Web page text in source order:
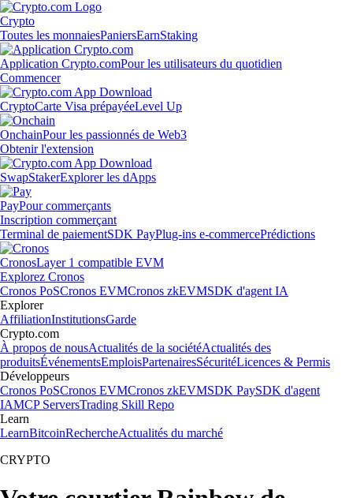
Crypto
Toutes les monnaiesPaniersEarnStaking
Application Crypto.comPour les utilisateurs du quotidien
Commencer
CryptoCarte Visa prépayéeLevel Up
OnchainPour les passionnés de Web3
Obtenir l'extension
SwapStakerExplorer les dApps
PayPour commerçants
Inscription commerçant
Terminal de paiementSDK PayPlug-ins e-commercePrédictions
CronosLayer 1 compatible EVM
Explorez Cronos
Cronos PoSCronos EVMCronos zkEVMSDK d'agent IA
Explorer
AffiliationInstitutionsGarde
Crypto.com
À propos de nousActualités de la sociétéActualités des
produitsÉvénementsEmploisPartenairesSécuritéLicences & Permis
Développeurs
Cronos PoSCronos EVMCronos zkEVMSDK PaySDK d'agent
IAMCP ServersTrading Skill Repo
Learn
LearnBitcoinRechercheActualités du marché
CRYPTO